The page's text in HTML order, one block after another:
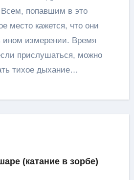
попавшим в это
место кажется, что они
ином измерении. Время
прислушаться, можно
тихое дыхание…
(катание в зорбе)